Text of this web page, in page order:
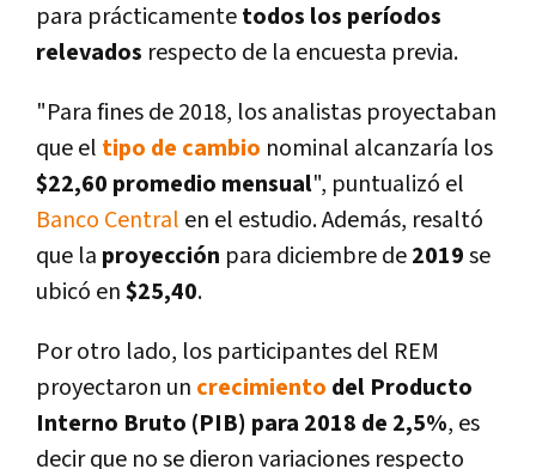
para prácticamentetodos los perí­odos
relevados respecto de la encuesta previa.
"Para fines de 2018, los analistas proyectaban
que el tipo de cambio nominal alcanzarí­a los
$22,60 promedio mensual", puntualizó el
Banco Central en el estudio. Además, resaltó
que la proyección para diciembre de2019se
ubicó en$25,40.
Por otro lado, los participantes del REM
proyectaron un crecimiento del Producto
Interno Bruto (PIB) para 2018 de 2,5%, es
decir que no se dieron variaciones respecto